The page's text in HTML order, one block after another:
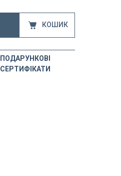
КОШИК
ПОДАРУНКОВІ
СЕРТИФІКАТИ